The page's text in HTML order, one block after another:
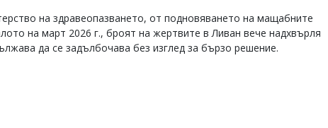
на здравеопазването, от подновяването на мащабните
на март 2026 г., броят на жертвите в Ливан вече надхвърля
да се задълбочава без изглед за бързо решение.